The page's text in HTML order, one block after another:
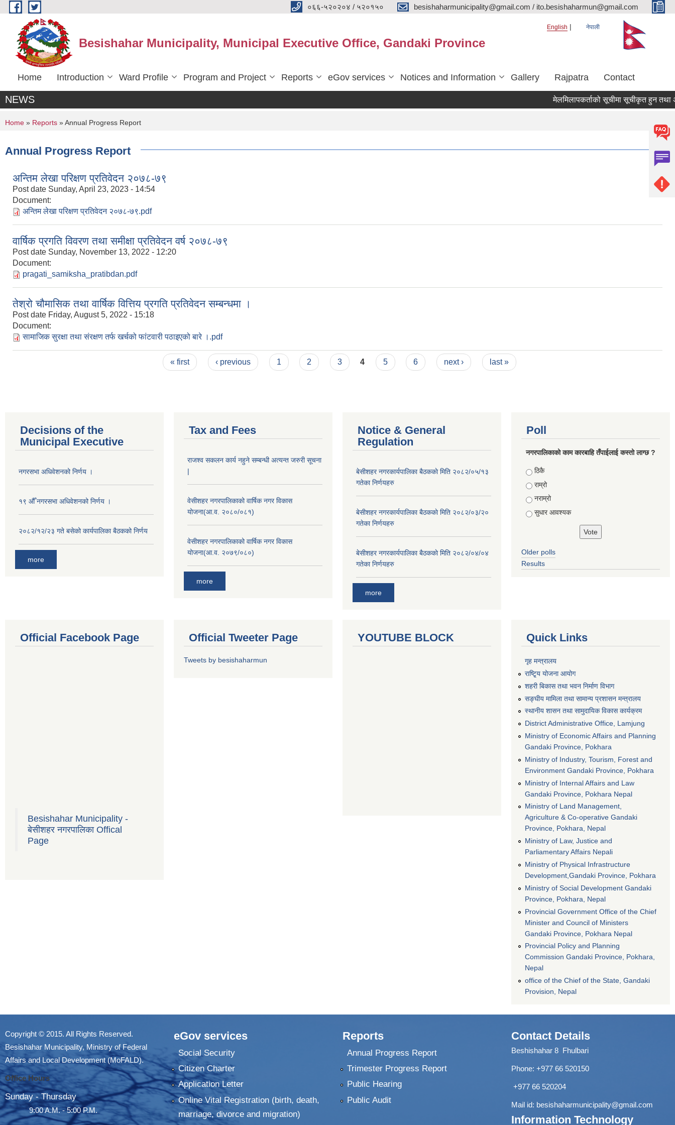
Skip to main content ०६६-५२०२०४ / ५२०१५० besishaharmunicipality@gmail.com / ito.besishaharmun@gmail.com
Besishahar Municipality, Municipal Executive Office, Gandaki Province
English नेपाली
Home Introduction Ward Profile Program and Project Reports eGov services Notices and Information Gallery Rajpatra Contact
NEWS मेलमिलापकर्ताको सूचीमा सूचीकृत हुन तथा
You are here
Home » Reports » Annual Progress Report
Annual Progress Report
अन्तिम लेखा परिक्षण प्रतिवेदन २०७८-७९
Post date Sunday, April 23, 2023 - 14:54
Document:
अन्तिम लेखा परिक्षण प्रतिवेदन २०७८-७९.pdf
वार्षिक प्रगति विवरण तथा समीक्षा प्रतिवेदन वर्ष २०७८-७९
Post date Sunday, November 13, 2022 - 12:20
Document:
pragati_samiksha_pratibdan.pdf
तेश्रो चौमासिक तथा वार्षिक वित्तिय प्रगति प्रतिवेदन सम्बन्धमा ।
Post date Friday, August 5, 2022 - 15:18
Document:
सामाजिक सुरक्षा तथा संरक्षण तर्फ खर्चको फांटवारी पठाइएको बारे ।.pdf
« first ‹ previous 1 2 3 4 5 6 next › last »
Decisions of the
Municipal Executive
नगरसभा अधिवेशनको निर्णय ।
१९ औँ नगरसभा अधिवेशनको निर्णय ।
२०८२/१२/२३ गते बसेको कार्यपालिका बैठकको निर्णय
more
Tax and Fees
राजश्व सकलन कार्य नहुने सम्बन्धी अत्यन्त जरुरी सूचना
|
वेसीशहर नगरपालिकाको वार्षिक नगर विकास
योजना(आ.व. २०८०/०८१)
वेसीशहर नगरपालिकाको वार्षिक नगर विकास
योजना(आ.व. २०७९/०८०)
more
Notice & General
Regulation
बे‍‍सीशहर नगरकार्यपालिका बैठककाे मिति २०८२/०५/१३
गतेका निर्णयहरु
बे‍‍सीशहर नगरकार्यपालिका बैठककाे मिति २०८२/०३/२०
गतेका निर्णयहरु
बे‍‍सीशहर नगरकार्यपालिका बैठककाे मिति २०८२/०४/०४
गतेका निर्णयहरु
more
Poll
नगरपालिकाको काम कारबाहि तँपाईलाई कस्तो लाग्छ ?
Choices
ठिकै
राम्रो
नराम्रो
सुधार आवश्यक
Older polls
Results
Official Facebook Page
Besishahar Municipality -
बेसीशहर नगरपालिका Offical
Page
Official Tweeter Page
Tweets by besishaharmun
YOUTUBE BLOCK Quick Links
गृह मन्त्रालय
राष्टि्ृय योजना आयोग
शहरी बिकास तथा भवन निर्माण विभाग
सङ्घीय मामिला तथा सामान्य प्रशासन मन्त्रालय
स्थानीय शासन तथा सामुदायिक विकास कार्यक्रम
District Administrative Office, Lamjung
Ministry of Economic Affairs and Planning
Gandaki Province, Pokhara
Ministry of Industry, Tourism, Forest and
Environment Gandaki Province, Pokhara
Ministry of Internal Affairs and Law
Gandaki Province, Pokhara Nepal
Ministry of Land Management,
Agriculture & Co-operative Gandaki
Province, Pokhara, Nepal
Ministry of Law, Justice and
Parliamentary Affairs Nepali
Ministry of Physical Infrastructure
Development,Gandaki Province, Pokhara
Ministry of Social Development Gandaki
Province, Pokhara, Nepal
Provincial Government Office of the Chief
Minister and Council of Ministers
Gandaki Province, Pokhara Nepal
Provincial Policy and Planning
Commission Gandaki Province, Pokhara,
Nepal
office of the Chief of the State, Gandaki
Provision, Nepal
Copyright © 2015. All Rights Reserved.
Besishahar Municipality, Ministry of Federal
Affairs and Local Development (MoFALD).
Office Hours
Sunday - Thursday
9:00 A.M. - 5:00 P.M.
eGov services
Social Security
Citizen Charter
Application Letter
Online Vital Registration (birth, death,
marriage, divorce and migration)
Reports
Annual Progress Report
Trimester Progress Report
Public Hearing
Public Audit
Contact Details
Beshishahar 8 Fhulbari
Phone: +977 66 520150
+977 66 520204
Mail id: besishaharmunicipality@gmail.com
Information Technology